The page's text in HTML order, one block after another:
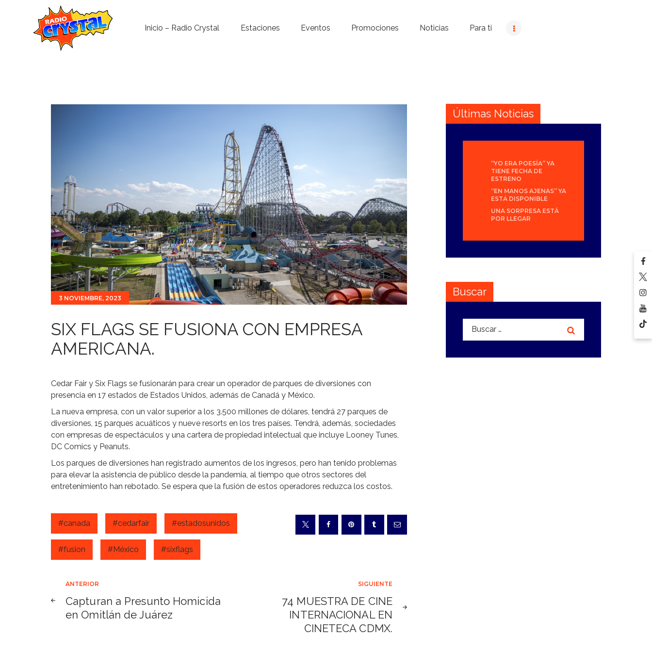
Inicio – Radio Crystal Estaciones Eventos Promociones Noticias Para ti
Noticias
Para ti
Contacto
3 NOVIEMBRE, 2023
SIX FLAGS SE FUSIONA CON EMPRESA
AMERICANA.
Cedar Fair y Six Flags se fusionarán para crear un operador de parques de diversiones con
presencia en 17 estados de Estados Unidos, además de Canadá y México.
La nueva empresa, con un valor superior a los 3.500 millones de dólares, tendrá 27 parques de
diversiones, 15 parques acuáticos y nueve resorts en los tres países. Tendrá, además, sociedades
con empresas de espectáculos y una cartera de propiedad intelectual que incluye Looney Tunes,
DC Comics y Peanuts.
Los parques de diversiones han registrado aumentos de los ingresos, pero han tenido problemas
para elevar la asistencia de público desde la pandemia, al tiempo que otros sectores del
entretenimiento han rebotado. Se espera que la fusión de estos operadores reduzca los costos.
#canada #cedarfair #estadosunidos
#fusion #México #sixflags
Navegación
de
ANTERIOR
Capturan a Presunto Homicida
en Omitlán de Juárez
SIGUIENTE
74 MUESTRA DE CINE
INTERNACIONAL EN
CINETECA CDMX.
Últimas Noticias
“YO ERA POESÍA” YA
TIENE FECHA DE
ESTRENO
“EN MANOS AJENAS” YA
ESTÁ DISPONIBLE
UNA SORPRESA ESTÁ
POR LLEGAR
Buscar
Buscar: